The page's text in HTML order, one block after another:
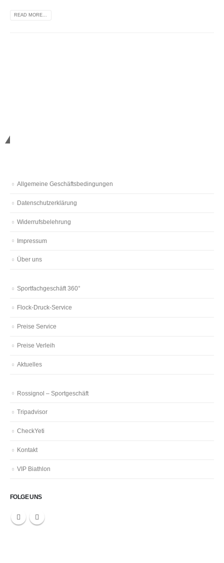
READ MORE...
Allgemeine Geschäftsbedingungen
Datenschutzerklärung
Widerrufsbelehrung
Impressum
Über uns
Sportfachgeschäft 360°
Flock-Druck-Service
Preise Service
Preise Verleih
Aktuelles
Rossignol – Sportgeschäft
Tripadvisor
CheckYeti
Kontakt
VIP Biathlon
FOLGE UNS